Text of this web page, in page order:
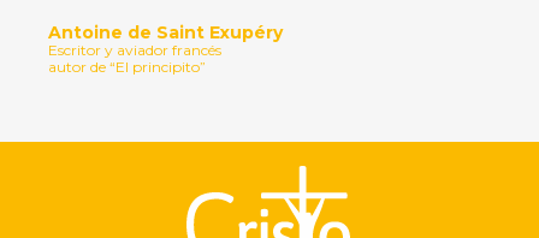
Antoine de Saint Exupéry
Escritor y aviador francés
autor de “El principito”